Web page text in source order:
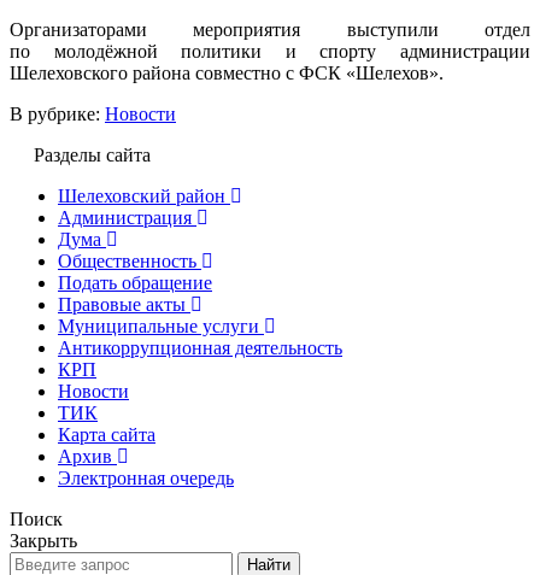
Организаторами мероприятия выступили отдел
по молодёжной политики и спорту администрации
Шелеховского района совместно с ФСК «Шелехов».
В рубрике: Новости
Разделы сайта
Шелеховский район
Администрация
Дума
Общественность
Подать обращение
Правовые акты
Муниципальные услуги
Антикоррупционная деятельность
КРП
Новости
ТИК
Карта сайта
Архив
Электронная очередь
Поиск
Закрыть
Найти